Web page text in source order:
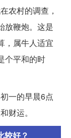
农村的调查，
放鞭炮。这是
，属牛人适宜
个平和的时
一的早晨6点
财运。
较好？